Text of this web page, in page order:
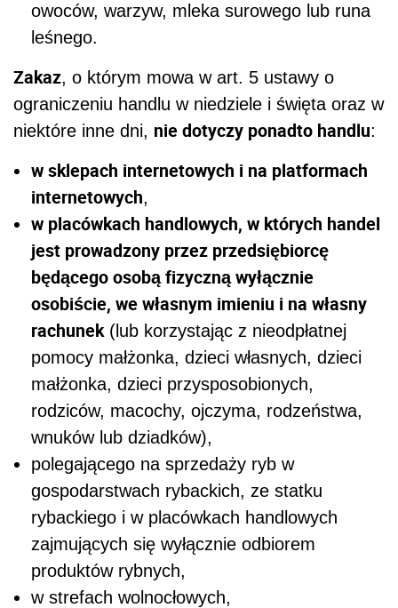
owoców, warzyw, mleka surowego lub runa
leśnego.
Zakaz, o którym mowa w art. 5 ustawy o
ograniczeniu handlu w niedziele i święta oraz w
niektóre inne dni, nie dotyczy ponadto handlu:
w sklepach internetowych i na platformach
internetowych,
w placówkach handlowych, w których handel
jest prowadzony przez przedsiębiorcę
będącego osobą fizyczną wyłącznie
osobiście, we własnym imieniu i na własny
rachunek (lub korzystając z nieodpłatnej
pomocy małżonka, dzieci własnych, dzieci
małżonka, dzieci przysposobionych,
rodziców, macochy, ojczyma, rodzeństwa,
wnuków lub dziadków),
polegającego na sprzedaży ryb w
gospodarstwach rybackich, ze statku
rybackiego i w placówkach handlowych
zajmujących się wyłącznie odbiorem
produktów rybnych,
w strefach wolnocłowych,